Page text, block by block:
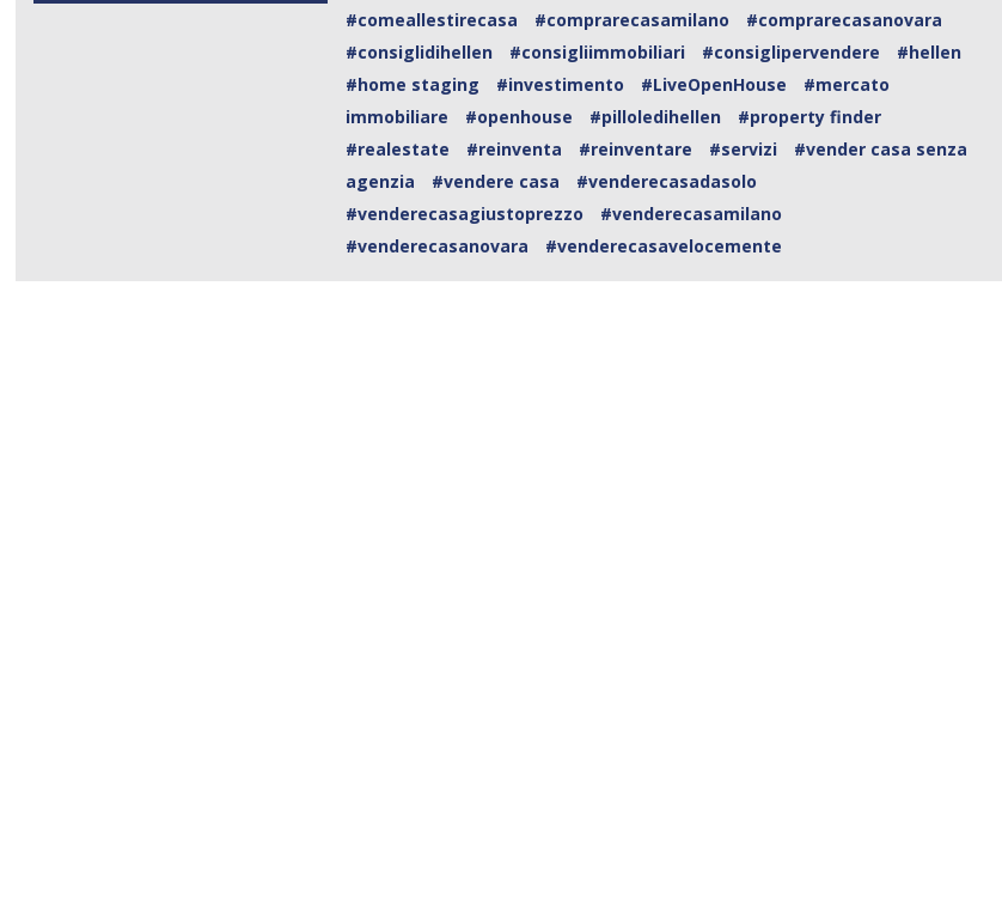
#comeallestirecasa
#comprarecasamilano
#comprarecasanovara
#consiglidihellen
#consigliimmobiliari #consiglipervendere
#hellen
#home staging
#investimento #LiveOpenHouse
#mercato
immobiliare
#openhouse #pilloledihellen
#property finder
#realestate
#reinventa #reinventare #servizi
#vender casa senza
agenzia
#vendere casa
#venderecasadasolo
#venderecasagiustoprezzo
#venderecasamilano
#venderecasanovara
#venderecasavelocemente